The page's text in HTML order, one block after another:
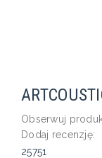
Obserwuj
Dodaj recenzję:
25751